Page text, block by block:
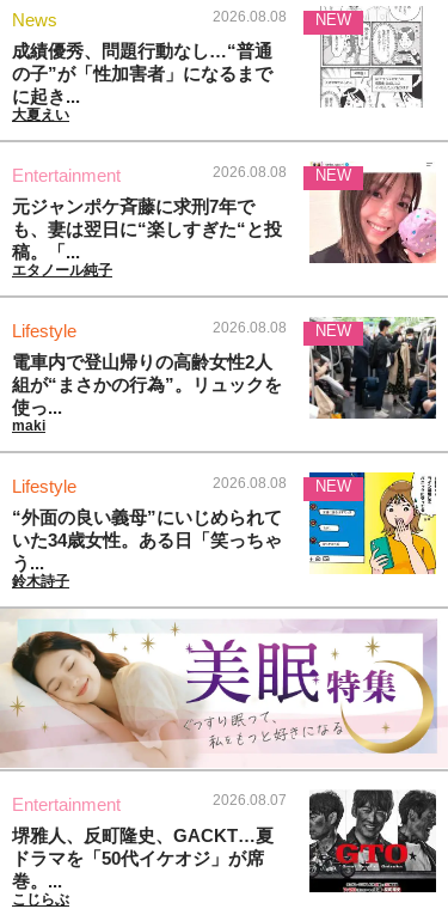
News 2026.08.08
成績優秀、問題行動なし…“普通
の子”が「性加害者」になるまで
に起き...
大夏えい
NEW
Entertainment 2026.08.08
元ジャンポケ斉藤に求刑7年で
も、妻は翌日に“楽しすぎた“と投
稿。「...
エタノール純子
NEW
Lifestyle 2026.08.08
電車内で登山帰りの高齢女性2人
組が“まさかの行為”。リュックを
使っ...
maki
NEW
Lifestyle 2026.08.08
“外面の良い義母”にいじめられて
いた34歳女性。ある日「笑っちゃ
う...
鈴木詩子
NEW
Entertainment 2026.08.07
堺雅人、反町隆史、GACKT…夏
ドラマを「50代イケオジ」が席
巻。...
こじらぶ